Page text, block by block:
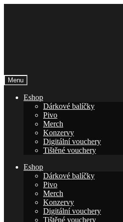
Menu
Eshop
Dárkové balíčky
Pivo
Merch
Konzervy
Digitální vouchery
Tištěné vouchery
Eshop
Dárkové balíčky
Pivo
Merch
Konzervy
Digitální vouchery
Tištěné vouchery